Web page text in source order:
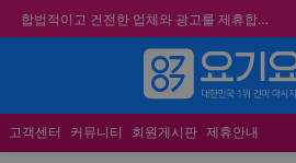
합법적이고 건전한 업체와 광고를 제휴합니다.
★요기요기 설 연휴 휴무 안내★
★ 요기요기 업체회원 안내사항 ★
불건전한 게시글은 삭제 및 회원탈퇴 됩니다.
고객센터 커뮤니티 회원게시판 제휴안내